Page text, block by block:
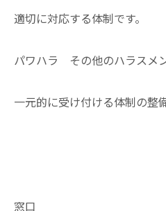
適切に対応する体制です。
パワハラ その他のハラスメ
一元的に受け付ける体制の整
窓口